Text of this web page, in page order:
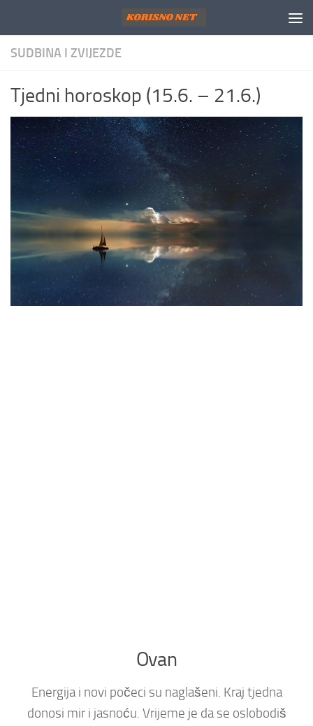
SUDBINA I ZVIJEZDE
Tjedni horoskop (15.6. – 21.6.)
Ovan
Energija i novi počeci su naglašeni. Kraj tjedna
donosi mir i jasnoću. Vrijeme je da se oslobodiš